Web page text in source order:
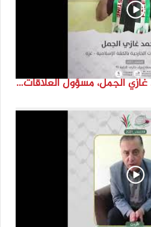
انتماء2021: الاستاذ محمد غازي الجمل، مسؤول العلاقات الخارجية بالكتلة الإسلامية-غزة ، فلسطين